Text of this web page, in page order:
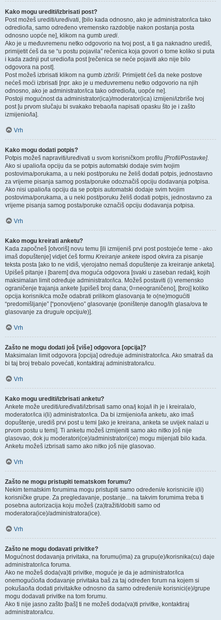
Kako mogu urediti/izbrisati post?
Post možeš urediti/uređivati, [bilo kada odnosno, ako je administrator/ica tako
odredio/la, samo određeno vremensko razdoblje nakon postanja posta
odnosno uopće ne], klikom na gumb uredi.
Ako je u međuvremenu netko odgovorio na tvoj post, a ti ga naknadno urediš,
primijetit ćeš da se “u postu pojavila” rečenica koja govori o tome koliko si puta
i kada zadnji put uredio/la post [rečenica se neće pojaviti ako nije bilo
odgovora na post].
Post možeš izbrisati klikom na gumb izbriši. Primijetit ćeš da neke postove
nećeš moći izbrisati [npr. ako je u međuvremenu netko odgovorio na njih
odnosno, ako je administrator/ica tako odredio/la, uopće ne].
Postoji mogućnost da administrator(ica)/moderator(ica) izmijeni/izbriše tvoj
post [u prvom slučaju bi svakako trebao/la napisati opasku što je i zašto
izmijenio/la].
Vrh
Kako mogu dodati potpis?
Potpis možeš napraviti/uređivati u svom korisničkom profilu [Profil/Postavke].
Ako si upalio/la opciju da se potpis automatski dodaje svim tvojim
postovima/porukama, a u neki post/poruku ne želiš dodati potpis, jednostavno
za vrijeme pisanja samog posta/poruke odoznačiš opciju dodavanja potpisa.
Ako nisi upalio/la opciju da se potpis automatski dodaje svim tvojim
postovima/porukama, a u neki post/poruku želiš dodati potpis, jednostavno za
vrijeme pisanja samog posta/poruke označiš opciju dodavanja potpisa.
Vrh
Kako mogu kreirati anketu?
Kada započneš [otvoriš] novu temu [ili izmijeniš prvi post postojeće teme - ako
imaš dopuštenje] vidjet ćeš formu Kreiranje ankete ispod okvira za pisanje
teksta posta [ako to ne vidiš, vjerojatno nemaš dopuštenje za kreiranje anketa].
Upišeš pitanje i [barem] dva moguća odgovora [svaki u zaseban redak], kojih
maksimalan limit određuje administrator/ica. Možeš postaviti (i) vremensko
ograničenje trajanja ankete [upišeš broj dana; 0=neograničeno], [broj] koliko
opcija korisnik/ca može odabrati prilikom glasovanja te o(ne)mogućiti
“predomišljanje” [“ponovljeno” glasovanje (poništenje danog/ih glasa/ova te
glasovanje za drugu/e opciju/e)].
Vrh
Zašto ne mogu dodati još [više] odgovora [opcija]?
Maksimalan limit odgovora [opcija] određuje administrator/ica. Ako smatraš da
bi taj broj trebalo povećati, kontaktiraj administratora/icu.
Vrh
Kako mogu urediti/izbrisati anketu?
Ankete može urediti/uređivati/izbrisati samo ona/j koja/i ih je i kreirala/o,
moderator/ica i(li) administrator/ica. Da bi izmijenio/la anketu, ako imaš
dopuštenje, urediš prvi post u temi [ako je kreirana, anketa se uvijek nalazi u
prvom postu u temi]. Ti anketu možeš izmijeniti samo ako nitko još nije
glasovao, dok ju moderatori(ce)/administratori(ce) mogu mijenjati bilo kada.
Anketu možeš izbrisati samo ako nitko još nije glasovao.
Vrh
Zašto ne mogu pristupiti tematskom forumu?
Nekim tematskim forumima mogu pristupiti samo određeni/e korisnici/e i(li)
korisničke grupe. Za pregledavanje, postanje... na takvim forumima treba ti
posebna autorizacija koju možeš (za)tražiti/dobiti samo od
moderatora(ice)/administratora(ice).
Vrh
Zašto ne mogu dodavati privitke?
Mogućnost dodavanja privitaka, na forumu(ima) za grupu(e)/korisnika(cu) daje
administrator/ica foruma.
Ako ne možeš doda(va)ti privitke, moguće je da je administrator/ica
onemogućio/la dodavanje privitaka baš za taj određen forum na kojem si
pokušao/la dodati privitak/ke odnosno da samo određeni/e korisnici(e)/grupe
mogu dodavati privitke na tom forumu.
Ako ti nije jasno zašto [baš] ti ne možeš doda(va)ti privitke, kontaktiraj
administratora/icu.